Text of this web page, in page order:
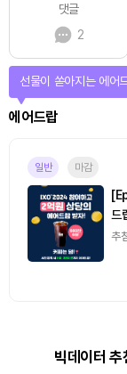
댓글
2
에어드랍
선물이 쏟아지는 에어
일반 마감
드
추
빅데이터 추